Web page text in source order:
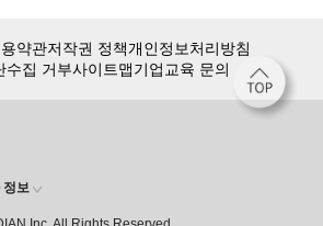
약관저작권 정책개인정보처리방침
수집 거부사이트맵기업교육 문의
정보